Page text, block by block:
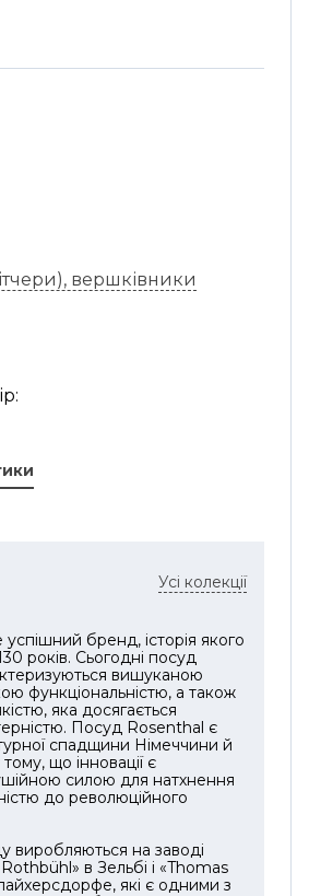
вершківники
Усі колекції
бренд, історія якого
років. Сьогодні посуд
вишуканою
функціональністю, а також
яка досягається
Посуд Rosenthal є
спадщини Німеччини й
що інновації є
силою для натхнення
до революційного
виробляються на заводі
в Зельбі і «Thomas
які є одними з